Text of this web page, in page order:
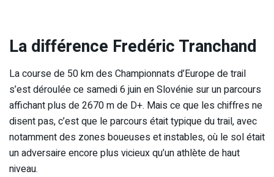
La différence Fredéric Tranchand
La course de 50 km des Championnats d’Europe de trail
s’est déroulée ce samedi 6 juin en Slovénie sur un parcours
affichant plus de 2670 m de D+. Mais ce que les chiffres ne
disent pas, c’est que le parcours était typique du trail, avec
notamment des zones boueuses et instables, où le sol était
un adversaire encore plus vicieux qu’un athlète de haut
niveau.